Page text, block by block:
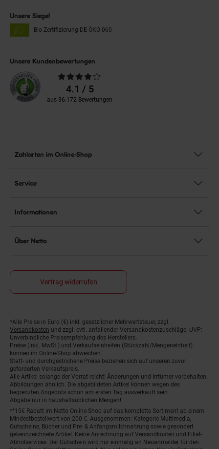
Unsere Siegel
Bio Zertifizierung DE-ÖKO-060
Unsere Kundenbewertungen
Durchschnittliche
Bewertungen4.1 / 5
aus 36.172 Bewertungen
Zahlarten im Online-Shop
Service
Informationen
Über Netto
Vertrag widerrufen
Fußnoten
*Alle Preise in Euro (€) inkl. gesetzlicher Mehrwertsteuer, zzgl.
Versandkosten und zzgl. evtl. anfallender Versandkostenzuschläge. UVP:
Unverbindliche Preisempfehlung des Herstellers.
Preise (inkl. MwSt.) und Verkaufseinheiten (Stückzahl/Mengeneinheit)
können im Online-Shop abweichen.
Statt- und durchgestrichene Preise beziehen sich auf unseren zuvor
geforderten Verkaufspreis.
Alle Artikel solange der Vorrat reicht! Änderungen und Irrtümer vorbehalten.
Abbildungen ähnlich. Die abgebildeten Artikel können wegen des
begrenzten Angebots schon am ersten Tag ausverkauft sein.
Abgabe nur in haushaltsüblichen Mengen!
**15€ Rabatt im Netto Online-Shop auf das komplette Sortiment ab einem
Mindestbestellwert von 200 €. Ausgenommen: Kategorie Multimedia,
Gutscheine, Bücher und Pre- & Anfangsmilchnahrung sowie gesondert
gekennzeichnete Artikel. Keine Anrechnung auf Versandkosten und Filial-
Abholservices. Der Gutschein wird nur einmalig an Neuanmelder für den